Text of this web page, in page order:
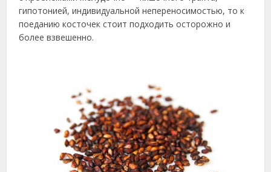
гипотонией, индивидуальной непереносимостью, то к
поеданию косточек стоит подходить осторожно и
более взвешенно.